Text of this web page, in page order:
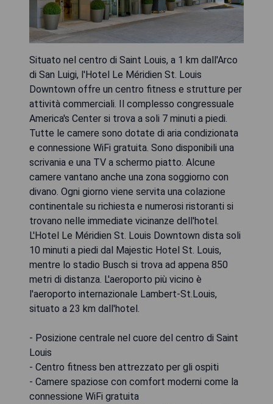
Situato nel centro di Saint Louis, a 1 km dall'Arco
di San Luigi, l'Hotel Le Méridien St. Louis
Downtown offre un centro fitness e strutture per
attività commerciali. Il complesso congressuale
America's Center si trova a soli 7 minuti a piedi.
Tutte le camere sono dotate di aria condizionata
e connessione WiFi gratuita. Sono disponibili una
scrivania e una TV a schermo piatto. Alcune
camere vantano anche una zona soggiorno con
divano. Ogni giorno viene servita una colazione
continentale su richiesta e numerosi ristoranti si
trovano nelle immediate vicinanze dell'hotel.
L'Hotel Le Méridien St. Louis Downtown dista soli
10 minuti a piedi dal Majestic Hotel St. Louis,
mentre lo stadio Busch si trova ad appena 850
metri di distanza. L'aeroporto più vicino è
l'aeroporto internazionale Lambert-St.Louis,
situato a 23 km dall'hotel.
- Posizione centrale nel cuore del centro di Saint
Louis
- Centro fitness ben attrezzato per gli ospiti
- Camere spaziose con comfort moderni come la
connessione WiFi gratuita